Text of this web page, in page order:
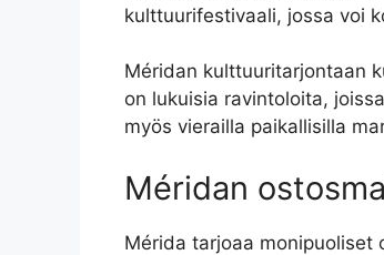
kulttuurifestivaali, jossa voi
Méridan kulttuuritarjontaan
on lukuisia ravintoloita,
myös vierailla paikallisilla
Méridan
Mérida tarjoaa